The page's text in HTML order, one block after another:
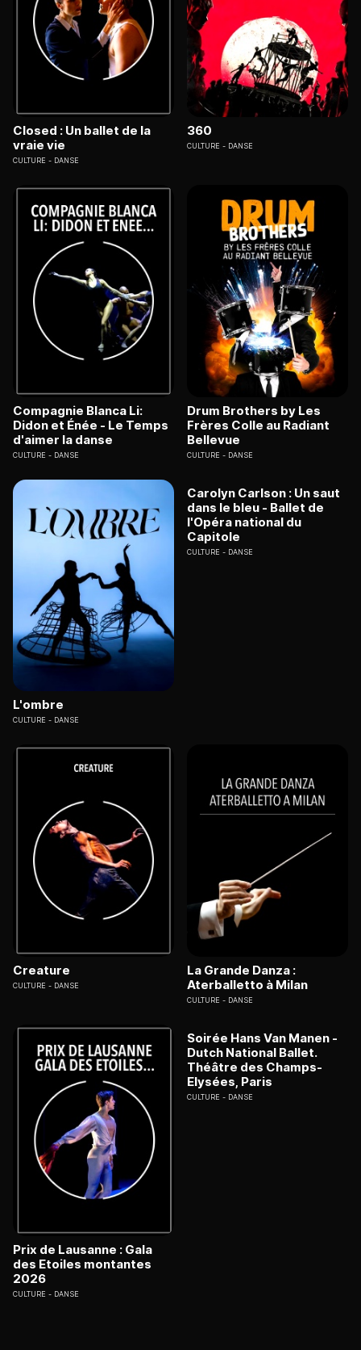
Closed : Un ballet de la
vraie vie
CULTURE DANSE
360
CULTURE DANSE
Compagnie Blanca Li:
Didon et Énée - Le Temps
d'aimer la danse
CULTURE DANSE
Drum Brothers by Les
Frères Colle au Radiant
Bellevue
CULTURE DANSE
L'ombre
CULTURE DANSE
Carolyn Carlson : Un saut
dans le bleu - Ballet de
l'Opéra national du
Capitole
CULTURE DANSE
Creature
CULTURE DANSE
La Grande Danza :
Aterballetto à Milan
CULTURE DANSE
Prix de Lausanne : Gala
des Etoiles montantes
2026
CULTURE DANSE
Soirée Hans Van Manen -
Dutch National Ballet.
Théâtre des Champs-
Elysées, Paris
CULTURE DANSE